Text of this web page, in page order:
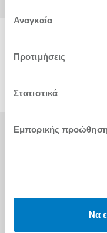
των υπηρεσιών τους.
συγκατάθεσης
Αναγκαία
Προτιμήσεις
Στατιστικά
Εμπορικής
Να